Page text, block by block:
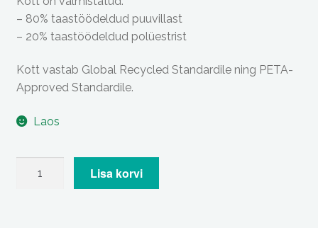
– 80% taastöödeldud puuvillast
– 20% taastöödeldud polüestrist
Kott vastab Global Recycled Standardile ning PETA-
Approved Standardile.
Laos
Lisa korvi